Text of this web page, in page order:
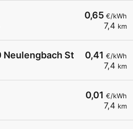
0,65 €/kWh
7,4 km
0,41 €/kWh
7,4 km
Neulengbach Stadt
0,01 €/kWh
7,4 km